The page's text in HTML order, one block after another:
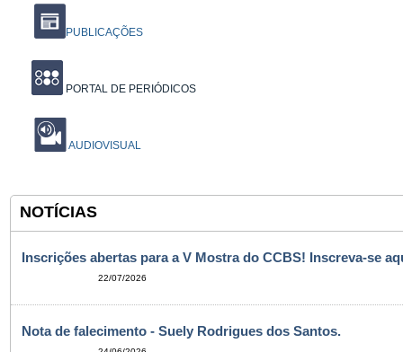
PUBLICAÇÕES
PORTAL DE PERIÓDICOS
AUDIOVISUAL
NOTÍCIAS
Inscrições abertas para a V Mostra do CCBS! Inscreva-se
22/07/2026
Nota de falecimento - Suely Rodrigues dos Santos.